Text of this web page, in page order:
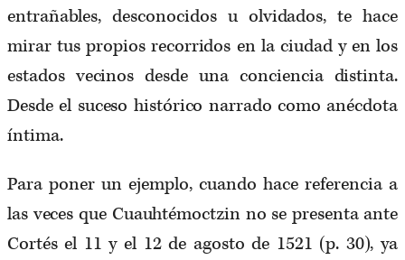
entrañables, desconocidos u olvidados, te hace
mirar tus propios recorridos en la ciudad y en los
estados vecinos desde una conciencia distinta.
Desde el suceso histórico narrado como anécdota
íntima.
Para poner un ejemplo, cuando hace referencia a
las veces que Cuauhtémoctzin no se presenta ante
Cortés el 11 y el 12 de agosto de 1521 (p. 30), ya